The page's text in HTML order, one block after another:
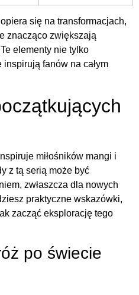
się na transformacjach,
znacząco zwiększają
elementy nie tylko
inspirują fanów na całym
miłośników mangi i
z tą serią może być
zwłaszcza dla nowych
praktyczne wskazówki,
zacząć eksplorację tego
po świecie